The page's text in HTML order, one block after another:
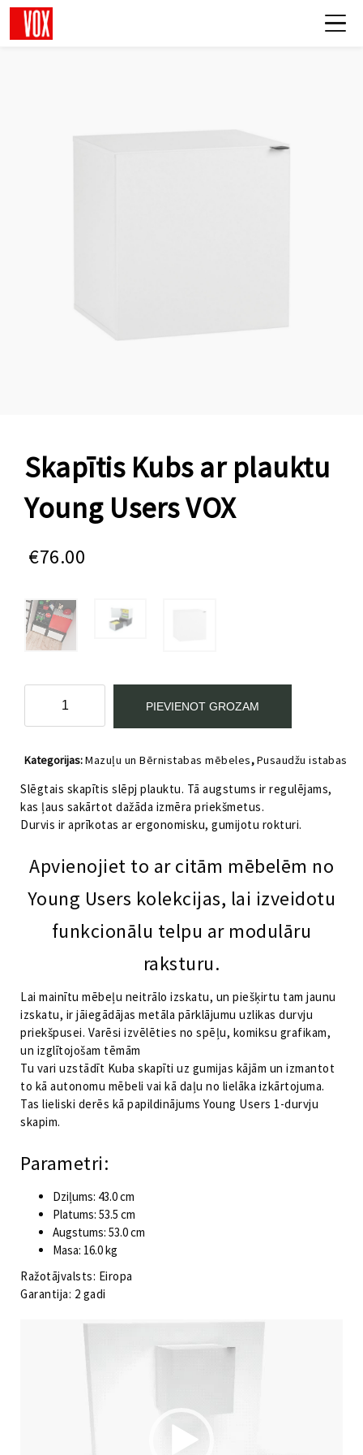
Skapītis Kubs ar plauktu
Young Users VOX
€76.00
ar
Young
Users
VOX
daudzums
PIEVIENOT GROZAM
Kategorijas:Mazuļu un Bērnistabas mēbeles,Pusaudžu istabas
Slēgtais skapītis slēpj plauktu. Tā augstums ir regulējams,
kas ļaus sakārtot dažāda izmēra priekšmetus.
Durvis ir aprīkotas ar ergonomisku, gumijotu rokturi.
Apvienojiet to ar citām mēbelēm no
Young Users kolekcijas, lai izveidotu
funkcionālu telpu ar modulāru
raksturu.
Lai mainītu mēbeļu neitrālo izskatu, un piešķirtu tam jaunu
izskatu, ir jāiegādājas metāla pārklājumu uzlikas durvju
priekšpusei. Varēsi izvēlēties no spēļu, komiksu grafikam,
un izglītojošam tēmām
Tu vari uzstādīt Kuba skapīti uz gumijas kājām un izmantot
to kā autonomu mēbeli vai kā daļu no lielāka izkārtojuma.
Tas lieliski derēs kā papildinājums Young Users 1-durvju
skapim.
Parametri:
Dziļums: 43.0 cm
Platums: 53.5 cm
Augstums: 53.0 cm
Masa: 16.0 kg
Ražotājvalsts: Eiropa
Garantija: 2 gadi